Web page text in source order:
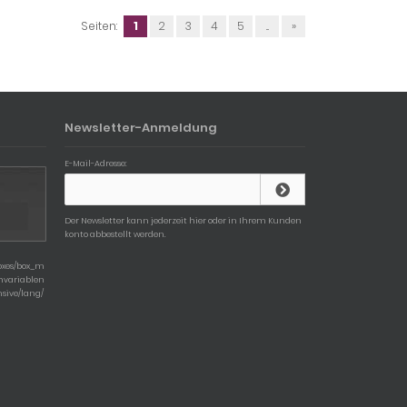
Seiten: 1 2 3 4 5 ... »
box_m
lang/
Newsletter-Anmeldung
E-Mail-Adresse:
Der Newsletter kann jederzeit hier oder in Ihrem Kunden
konto abbestellt werden.